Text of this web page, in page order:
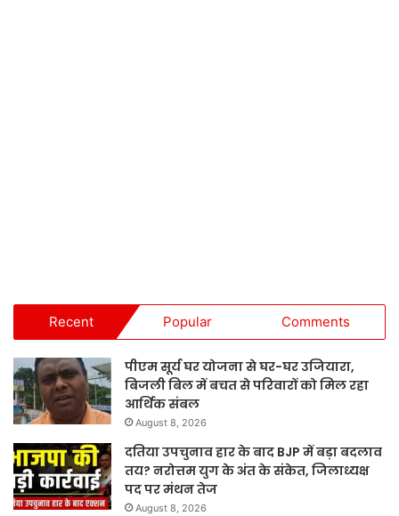
Recent Popular Comments
पीएम सूर्य घर योजना से घर-घर उजियारा,
बिजली बिल में बचत से परिवारों को मिल रहा
आर्थिक संबल
August 8, 2026
दतिया उपचुनाव हार के बाद BJP में बड़ा बदलाव
तय? नरोत्तम युग के अंत के संकेत, जिलाध्यक्ष
पद पर मंथन तेज
August 8, 2026